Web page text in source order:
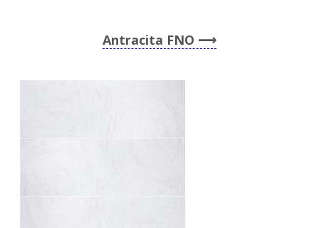
Antracita FNO